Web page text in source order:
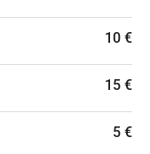
10 €
15 €
5 €